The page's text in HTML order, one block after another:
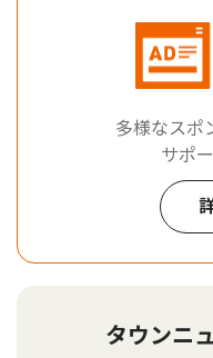
多様なスポ
サポ
タウンニ